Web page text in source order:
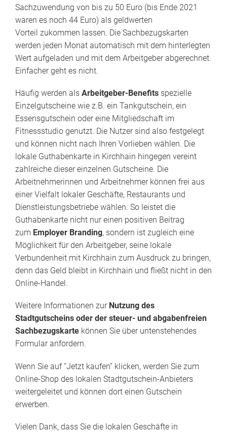
Sachzuwendung von bis zu 50 Euro (bis Ende 2021
waren es noch 44 Euro) als geldwerten
Vorteil zukommen lassen. Die Sachbezugskarten
werden jeden Monat automatisch mit dem hinterlegten
Wert aufgeladen und mit dem Arbeitgeber abgerechnet.
Einfacher geht es nicht.
Häufig werden als Arbeitgeber-Benefits spezielle
Einzelgutscheine wie z.B. ein Tankgutschein, ein
Essensgutschein oder eine Mitgliedschaft im
Fitnessstudio genutzt. Die Nutzer sind also festgelegt
und können nicht nach Ihren Vorlieben wählen. Die
lokale Guthabenkarte in Kirchhain hingegen vereint
zahlreiche dieser einzelnen Gutscheine. Die
Arbeitnehmerinnen und Arbeitnehmer können frei aus
einer Vielfalt lokaler Geschäfte, Restaurants und
Dienstleistungsbetriebe wählen. So leistet die
Guthabenkarte nicht nur einen positiven Beitrag
zum Employer Branding, sondern ist zugleich eine
Möglichkeit für den Arbeitgeber, seine lokale
Verbundenheit mit Kirchhain zum Ausdruck zu bringen,
denn das Geld bleibt in Kirchhain und fließt nicht in den
Online-Handel.
Weitere Informationen zur Nutzung des
Stadtgutscheins oder der steuer- und abgabenfreien
Sachbezugskarte können Sie über untenstehendes
Formular anfordern.
Wenn Sie auf “Jetzt kaufen” klicken, werden Sie zum
Online-Shop des lokalen Stadtgutschein-Anbieters
weitergeleitet und können dort einen Gutschein
erwerben.
Vielen Dank, dass Sie die lokalen Geschäfte in